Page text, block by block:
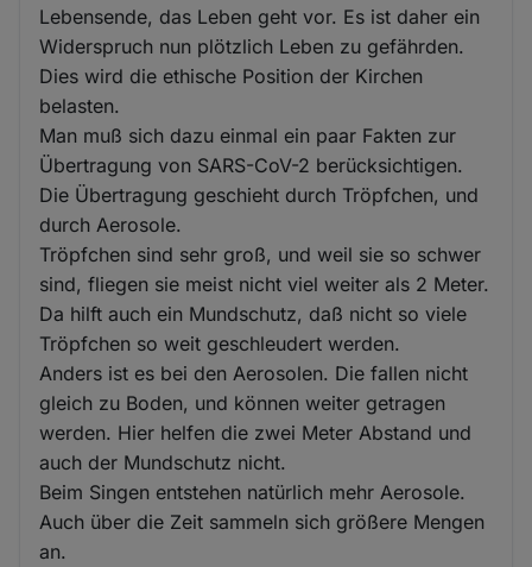
Lebensende, das Leben geht vor. Es ist daher ein
Widerspruch nun plötzlich Leben zu gefährden.
Dies wird die ethische Position der Kirchen
belasten.
Man muß sich dazu einmal ein paar Fakten zur
Übertragung von SARS-CoV-2 berücksichtigen.
Die Übertragung geschieht durch Tröpfchen, und
durch Aerosole.
Tröpfchen sind sehr groß, und weil sie so schwer
sind, fliegen sie meist nicht viel weiter als 2 Meter.
Da hilft auch ein Mundschutz, daß nicht so viele
Tröpfchen so weit geschleudert werden.
Anders ist es bei den Aerosolen. Die fallen nicht
gleich zu Boden, und können weiter getragen
werden. Hier helfen die zwei Meter Abstand und
auch der Mundschutz nicht.
Beim Singen entstehen natürlich mehr Aerosole.
Auch über die Zeit sammeln sich größere Mengen
an.